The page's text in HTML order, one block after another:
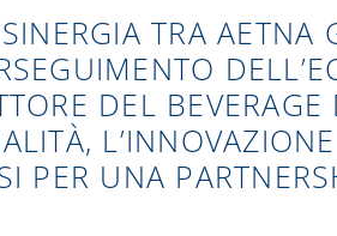
TRA
DEL
PER UNA